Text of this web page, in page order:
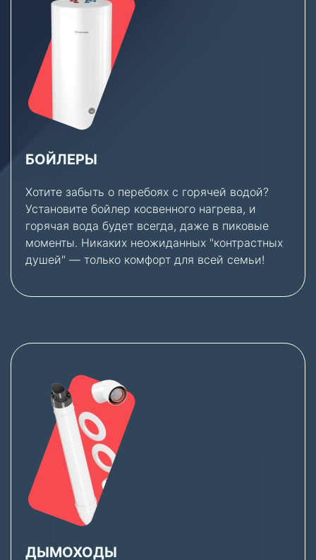
БОЙЛЕРЫ
Хотите забыть о перебоях с горячей водой?
Установите бойлер косвенного нагрева, и
горячая вода будет всегда, даже в пиковые
моменты. Никаких неожиданных "контрастных
душей" — только комфорт для всей семьи!
ДЫМОХОДЫ